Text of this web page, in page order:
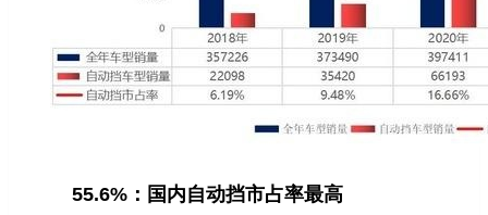
55.6%：国内自动挡市占率最高